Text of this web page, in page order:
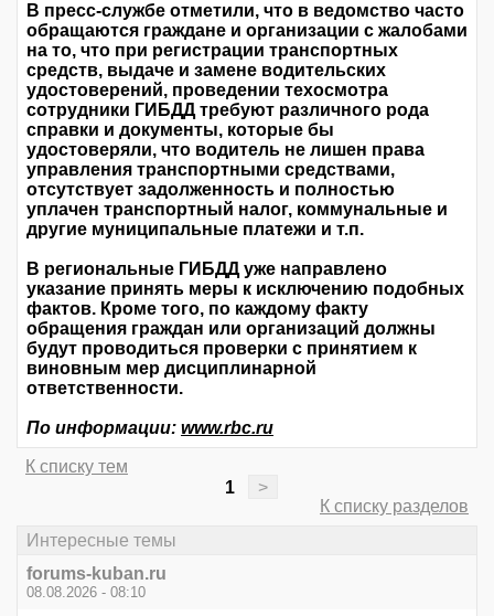
В пресс-службе отметили, что в ведомство часто
обращаются граждане и организации с жалобами
на то, что при регистрации транспортных
средств, выдаче и замене водительских
удостоверений, проведении техосмотра
сотрудники ГИБДД требуют различного рода
справки и документы, которые бы
удостоверяли, что водитель не лишен права
управления транспортными средствами,
отсутствует задолженность и полностью
уплачен транспортный налог, коммунальные и
другие муниципальные платежи и т.п.
В региональные ГИБДД уже направлено
указание принять меры к исключению подобных
фактов. Кроме того, по каждому факту
обращения граждан или организаций должны
будут проводиться проверки с принятием к
виновным мер дисциплинарной
ответственности.
По информации: www.rbc.ru
К списку тем
1
>
К списку разделов
Интересные темы
forums-kuban.ru
08.08.2026 - 08:10